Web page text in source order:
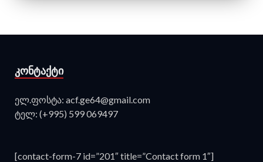
ᲙᲝᲜᲢᲐᲥᲢᲘ
ელ.ფოსტა: acf.ge64@gmail.com
ტელ: (+995) 599 069497
[contact-form-7 id=”201″ title=”Contact form 1″]